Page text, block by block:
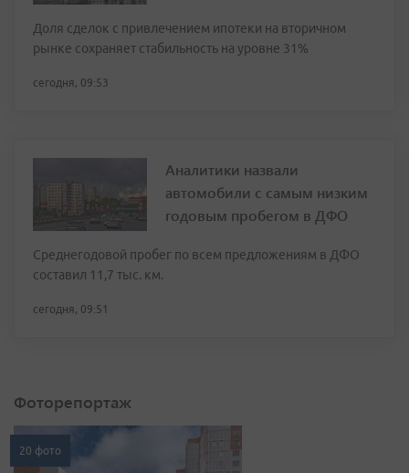
Доля сделок с привлечением ипотеки на вторичном
рынке сохраняет стабильность на уровне 31%
сегодня, 09:53
Аналитики назвали
автомобили с самым низким
годовым пробегом в ДФО
Среднегодовой пробег по всем предложениям в ДФО
составил 11,7 тыс. км.
сегодня, 09:51
Фоторепортаж
20 фото